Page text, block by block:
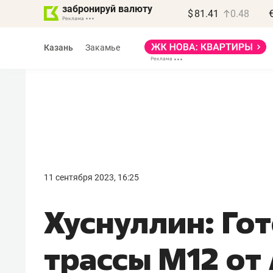
забронируй валюту $ 81.41 0.48
Казань Закамье
11 сентября 2023, 16:25
Хуснуллин:
трассы М12
правил, бизнес может
потерять минимум
полгода»